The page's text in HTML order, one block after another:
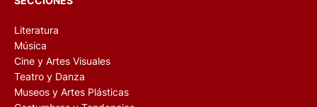
Literatura
Música
Cine y Artes Visuales
Teatro y Danza
Museos y Artes Plásticas